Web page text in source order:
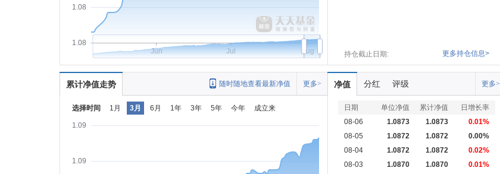
1.08
1.08
Jun Jul Aug 持仓截止日期: 更多持仓信息>
累计净值走势 更多>
随时随地查看最新净值
选择时间 1月 3月 6月 1年 3年 5年 今年 成立来
1.09
1.09
净值 分红 评级 更多>
日期 单位净值 累计净值
日增长率
08-06
1.0873 1.0873
0.01%
08-05
1.0872 1.0872
0.00%
08-04
1.0872 1.0872
0.02%
08-03
1.0870 1.0870
0.01%